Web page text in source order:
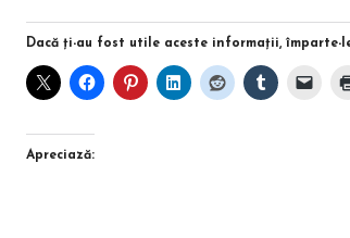
Dacă ţi-au fost utile aceste informaţii,
Apreciază: